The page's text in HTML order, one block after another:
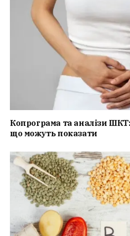
Копрограма та аналізи ШКТ:
що можуть показати